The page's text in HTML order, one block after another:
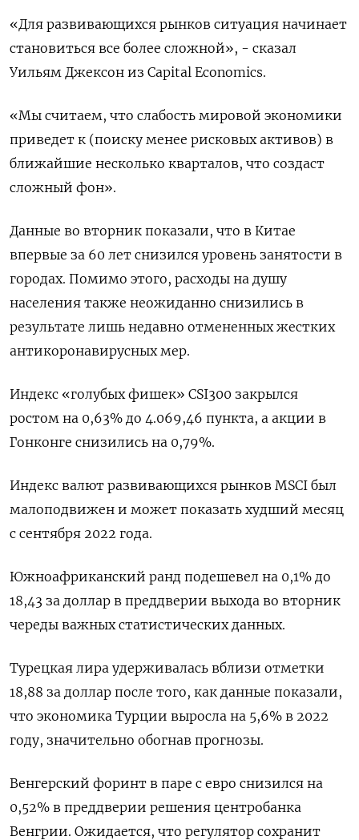
«Для развивающихся рынков ситуация начинает
становиться все более сложной», - сказал
Уильям Джексон из Capital Economics.
«Мы считаем, что слабость мировой экономики
приведет к (поиску менее рисковых активов) в
ближайшие несколько кварталов, что создаст
сложный фон».
Данные во вторник показали, что в Китае
впервые за 60 лет снизился уровень занятости в
городах. Помимо этого, расходы на душу
населения также неожиданно снизились в
результате лишь недавно отмененных жестких
антикоронавирусных мер.
Индекс «голубых фишек» CSI300 закрылся
ростом на 0,63% до 4.069,46 пункта, а акции в
Гонконге снизились на 0,79%.
Индекс валют развивающихся рынков MSCI был
малоподвижен и может показать худший месяц
с сентября 2022 года.
Южноафриканский ранд подешевел на 0,1% до
18,43 за доллар в преддверии выхода во вторник
череды важных статистических данных.
Турецкая лира удерживалась вблизи отметки
18,88 за доллар после того, как данные показали,
что экономика Турции выросла на 5,6% в 2022
году, значительно обогнав прогнозы.
Венгерский форинт в паре с евро снизился на
0,52% в преддверии решения центробанка
Венгрии. Ожидается, что регулятор сохранит